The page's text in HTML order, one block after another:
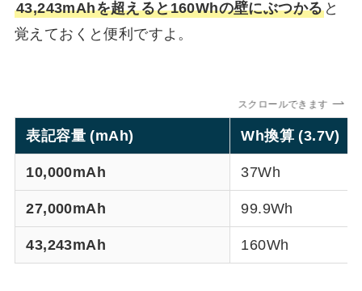
43,243mAhを超えると160Whの壁にぶつかる と
覚えておくと便利ですよ。
スクロールできます
表記容量 (mAh) Wh換算 (3.7V)
10,000mAh 37Wh
27,000mAh 99.9Wh
43,243mAh 160Wh